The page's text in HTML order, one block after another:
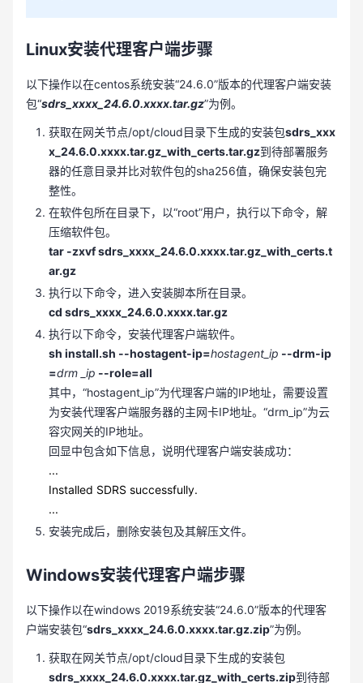
Linux安装代理客户端步骤
以下操作以在centos系统安装“24.6.0”版本的代理客户端安装
包“sdrs_xxxx_24.6.0.xxxx.tar.gz”为例。
获取在网关节点/opt/cloud目录下生成的安装包sdrs_xxx
x_24.6.0.xxxx.tar.gz_with_certs.tar.gz到待部署服务
器的任意目录并比对软件包的sha256值，确保安装包完
整性。
在软件包所在目录下，以“root”用户，执行以下命令，解
压缩软件包。
tar -zxvf sdrs_xxxx_24.6.0.xxxx.tar.gz_with_certs.t
ar.gz
执行以下命令，进入安装脚本所在目录。
cd sdrs_xxxx_24.6.0.xxxx.tar.gz
执行以下命令，安装代理客户端软件。
sh install.sh --hostagent-ip=hostagent_ip --drm-ip
=drm _ip --role=all
其中，“hostagent_ip”为代理客户端的IP地址，需要设置
为安装代理客户端服务器的主网卡IP地址。“drm_ip”为云
容灾网关的IP地址。
回显中包含如下信息，说明代理客户端安装成功：
...
Installed SDRS successfully.
...
安装完成后，删除安装包及其解压文件。
Windows安装代理客户端步骤
以下操作以在windows 2019系统安装“24.6.0”版本的代理客
户端安装包“sdrs_xxxx_24.6.0.xxxx.tar.gz.zip”为例。
获取在网关节点/opt/cloud目录下生成的安装包
sdrs_xxxx_24.6.0.xxxx.tar.gz_with_certs.zip到待部